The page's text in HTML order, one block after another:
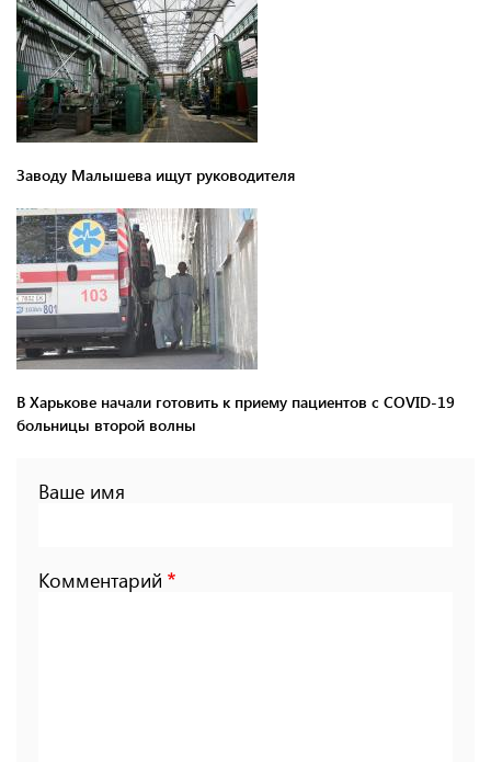
Заводу Малышева ищут руководителя
В Харькове начали готовить к приему пациентов с COVID-19
больницы второй волны
Ваше имя
Комментарий